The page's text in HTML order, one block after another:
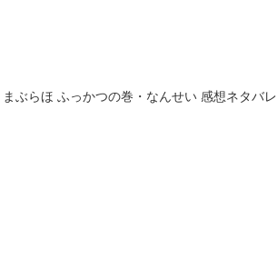
まぶらほ ふっかつの巻・なんせい 感想ネタバレ